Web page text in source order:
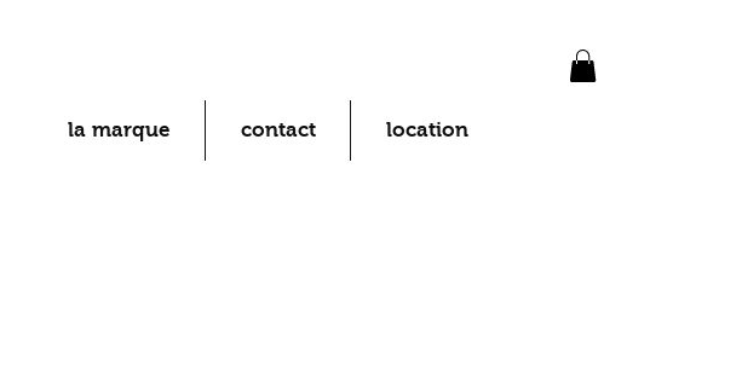
la marque contact location